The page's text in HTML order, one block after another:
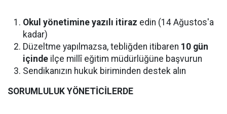
Okul yönetimine yazılı itiraz edin (14 Ağustos'a
kadar)
Düzeltme yapılmazsa, tebliğden itibaren 10 gün
içinde ilçe millî eğitim müdürlüğüne başvurun
Sendikanızın hukuk biriminden destek alın
SORUMLULUK YÖNETİCİLERDE